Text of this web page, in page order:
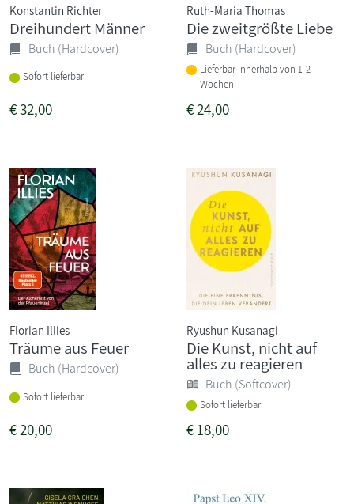
Konstantin Richter
Dreihundert Männer
Buch (Hardcover)
Sofort lieferbar
€32,00
Ruth-Maria Thomas
Die zweitgrößte Liebe
Buch (Hardcover)
Lieferbar innerhalb von 1-2
Wochen
€24,00
Florian Illies
Träume aus Feuer
Buch (Hardcover)
Sofort lieferbar
€20,00
Ryushun Kusanagi
Die Kunst, nicht auf
alles zu reagieren
Buch (Softcover)
Sofort lieferbar
€18,00